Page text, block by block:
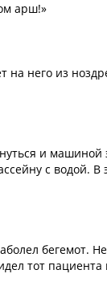
арш!»
на него из
и машиной
с водой. В
бегемот.
тот пациента